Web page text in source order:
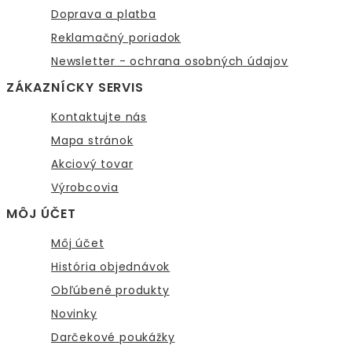
Doprava a platba
Reklamačný poriadok
Newsletter - ochrana osobných údajov
ZÁKAZNÍCKY SERVIS
Kontaktujte nás
Mapa stránok
Akciový tovar
Výrobcovia
MÔJ ÚČET
Môj účet
História objednávok
Obľúbené produkty
Novinky
Darčekové poukážky